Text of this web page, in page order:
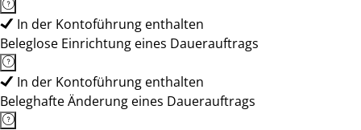
In der Kontoführung enthalten
Beleglose Einrichtung eines Dauerauftrags
In der Kontoführung enthalten
Beleghafte Änderung eines Dauerauftrags